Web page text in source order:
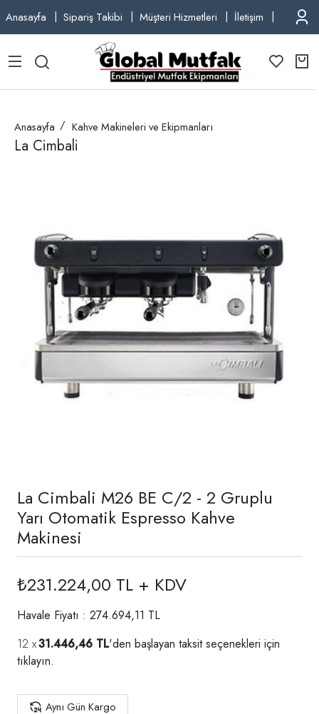
Anasayfa Sipariş Takibi Müşteri Hizmetleri İletişim TEL:
Anasayfa Kahve Makineleri ve Ekipmanları
La Cimbali
La Cimbali M26 BE C/2 - 2 Gruplu
Yarı Otomatik Espresso Kahve
Makinesi
₺231.224,00 TL + KDV
Havale Fiyatı : 274.694,11 TL
31.446,46 TL'den başlayan taksit seçenekleri için
tıklayın.
Aynı Gün Kargo